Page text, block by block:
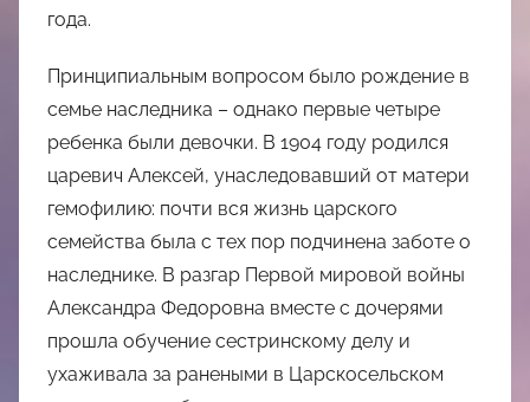
года.
Принципиальным вопросом было рождение в
семье наследника – однако первые четыре
ребенка были девочки. В 1904 году родился
царевич Алексей, унаследовавший от матери
гемофилию: почти вся жизнь царского
семейства была с тех пор подчинена заботе о
наследнике. В разгар Первой мировой войны
Александра Федоровна вместе с дочерями
прошла обучение сестринскому делу и
ухаживала за ранеными в Царскосельском